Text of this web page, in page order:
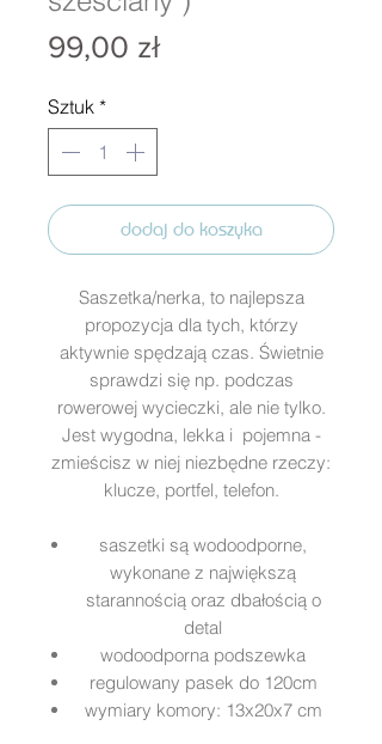
99,00 złCena
Sztuk *
dodaj do koszyka
Saszetka/nerka, to najlepsza
propozycja dla tych, którzy
aktywnie spędzają czas. Świetnie
sprawdzi się np. podczas
rowerowej wycieczki, ale nie tylko.
Jest wygodna, lekka i pojemna -
zmieścisz w niej niezbędne rzeczy:
klucze, portfel, telefon.
saszetki są wodoodporne,
wykonane z największą
starannością oraz dbałością o
detal
wodoodporna podszewka
regulowany pasek do 120cm
wymiary komory: 13x20x7 cm